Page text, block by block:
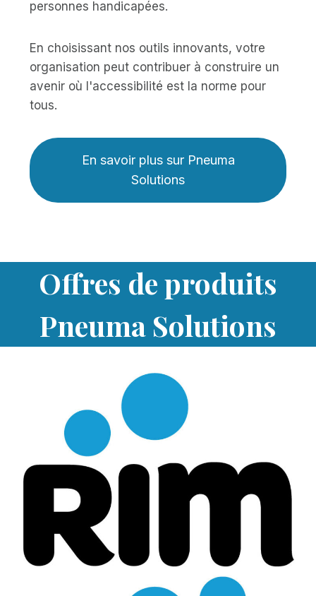
personnes handicapées.
En choisissant nos outils innovants, votre
organisation peut contribuer à construire un
avenir où l'accessibilité est la norme pour
tous.
En savoir plus sur Pneuma
Solutions
Offres de produits
Pneuma Solutions